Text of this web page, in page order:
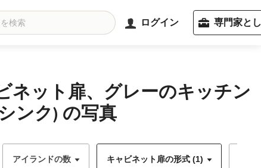
ログイン 専門家と
ネット扉、グレーのキッチン
ンク) の写真
アイランドの数 キャビネット扉の形式 (1)